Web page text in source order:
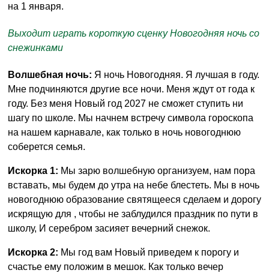
на 1 января.
Выходит играть короткую сценку Новогодняя ночь со
снежинками
Волшебная ночь: Я ночь Новогодняя. Я лучшая в году.
Мне подчиняются другие все ночи. Меня ждут от года к
году. Без меня Новый год 2027 не сможет ступить ни
шагу по школе. Мы начнем встречу символа гороскопа
на нашем карнавале, как только в ночь новогоднюю
соберется семья.
Искорка 1: Мы зарю волшебную организуем, нам пора
вставать, мы будем до утра на небе блестеть. Мы в ночь
новогоднюю образование святящееся сделаем и дорогу
искрящую для , чтобы не заблудился праздник по пути в
школу, И серебром засияет вечерний снежок.
Искорка 2: Мы год вам Новый приведем к порогу и
счастье ему положим в мешок. Как только вечер